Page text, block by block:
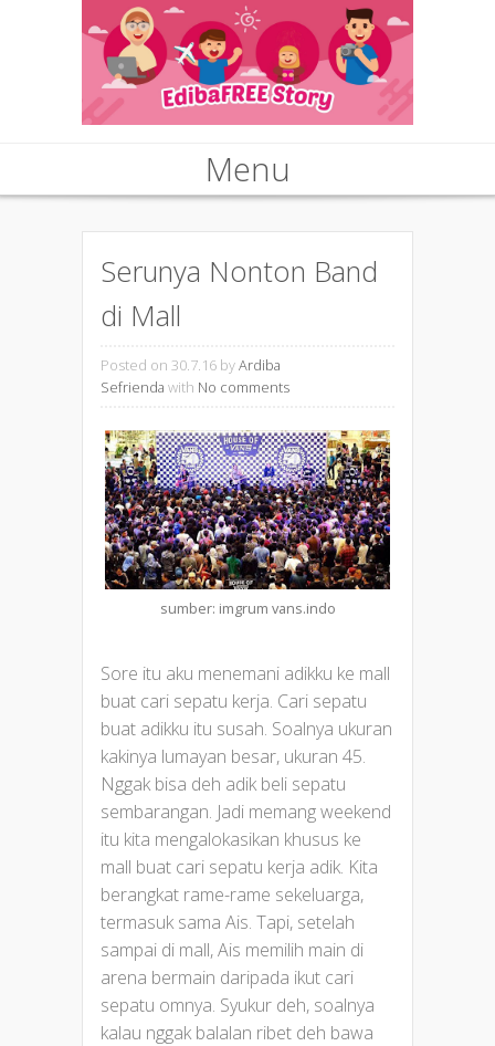
Menu
Serunya Nonton Band
di Mall
Posted on 30.7.16 byArdiba
Sefrienda with No comments
sumber: imgrum vans.indo
Sore itu aku menemani adikku ke mall
buat cari sepatu kerja. Cari sepatu
buat adikku itu susah. Soalnya ukuran
kakinya lumayan besar, ukuran 45.
Nggak bisa deh adik beli sepatu
sembarangan. Jadi memang weekend
itu kita mengalokasikan khusus ke
mall buat cari sepatu kerja adik. Kita
berangkat rame-rame sekeluarga,
termasuk sama Ais. Tapi, setelah
sampai di mall, Ais memilih main di
arena bermain daripada ikut cari
sepatu omnya. Syukur deh, soalnya
kalau nggak balalan ribet deh bawa